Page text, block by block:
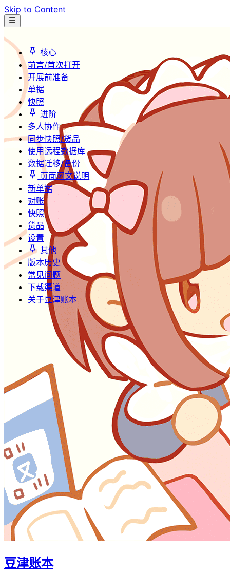
Skip to Content
核心
前言/首次打开
开展前准备
单据
快照
进阶
多人协作
同步快照/货品
使用远程数据库
数据迁移/备份
页面图文说明
新单据
对账
快照
货品
设置
其他
版本历史
常见问题
下载渠道
关于豆津账本
豆津账本